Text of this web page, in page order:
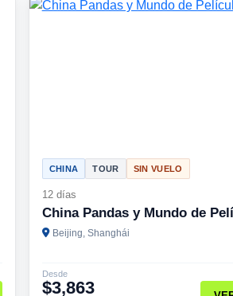
CHINA TOUR SIN VUELO
12 días
China Pandas y Mundo de
Beijing, Shanghái
Desde
$3,863